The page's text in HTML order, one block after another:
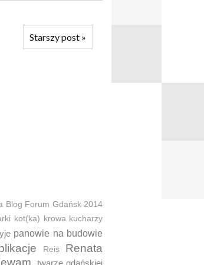
Starszy post »
Blog Forum Gdańsk 2014
kot(ka) krowa kucharzy
panowie na budowie
Reis Renata
twarze gdańskiej